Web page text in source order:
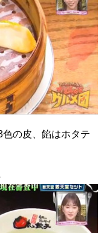
の皮、餡はホタテ